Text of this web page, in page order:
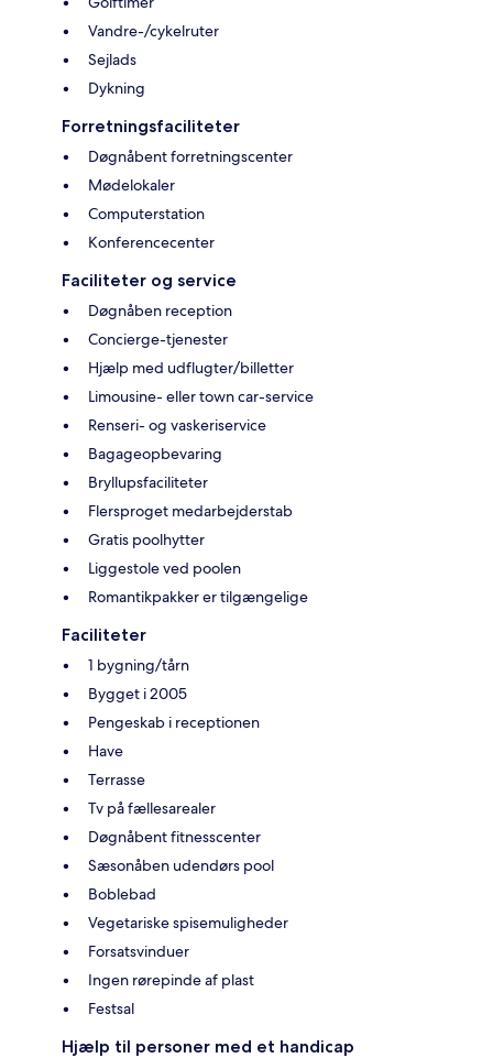
Vandre-/cykelruter
Sejlads
Dykning
Forretningsfaciliteter
Døgnåbent forretningscenter
Mødelokaler
Computerstation
Konferencecenter
Faciliteter og service
Døgnåben reception
Concierge-tjenester
Hjælp med udflugter/billetter
Limousine- eller town car-service
Renseri- og vaskeriservice
Bagageopbevaring
Bryllupsfaciliteter
Flersproget medarbejderstab
Gratis poolhytter
Liggestole ved poolen
Romantikpakker er tilgængelige
Faciliteter
1 bygning/tårn
Bygget i 2005
Pengeskab i receptionen
Have
Terrasse
Tv på fællesarealer
Døgnåbent fitnesscenter
Sæsonåben udendørs pool
Boblebad
Vegetariske spisemuligheder
Forsatsvinduer
Ingen rørepinde af plast
Festsal
Hjælp til personer med et handicap